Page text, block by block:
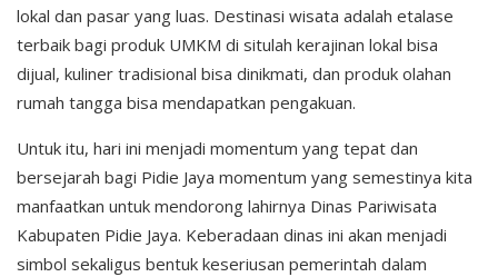
lokal dan pasar yang luas. Destinasi wisata adalah etalase
terbaik bagi produk UMKM di situlah kerajinan lokal bisa
dijual, kuliner tradisional bisa dinikmati, dan produk olahan
rumah tangga bisa mendapatkan pengakuan.
Untuk itu, hari ini menjadi momentum yang tepat dan
bersejarah bagi Pidie Jaya momentum yang semestinya kita
manfaatkan untuk mendorong lahirnya Dinas Pariwisata
Kabupaten Pidie Jaya. Keberadaan dinas ini akan menjadi
simbol sekaligus bentuk keseriusan pemerintah dalam